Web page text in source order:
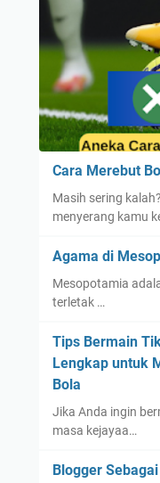
Cara Merebut
Masih sering
menyerang kamu
Agama di
Mesopotamia
terletak …
Tips Bermain
Lengkap untuk
Bola
Jika Anda ingin
masa kejayaa…
Blogger